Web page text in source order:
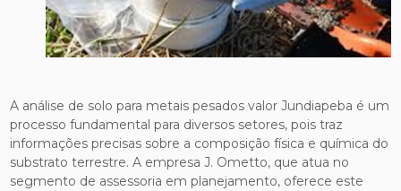
A análise de solo para metais pesados valor Jundiapeba é um
processo fundamental para diversos setores, pois traz
informações precisas sobre a composição física e química do
substrato terrestre. A empresa J. Ometto, que atua no
segmento de assessoria em planejamento, oferece este